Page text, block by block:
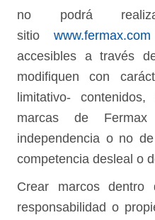
no podrá
sitiowww.fermax.com
accesibles a través
modifiquen con
limitativo-
marcas de
independencia o no
competencia desleal o
Crear marcos
responsabilidad o